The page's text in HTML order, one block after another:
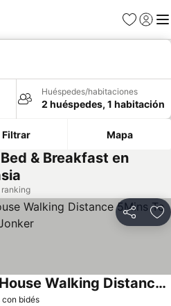
Favoritos
Iniciar
Huéspedes/habitaciones
2 huéspedes, 1 habitación
Filtrar Mapa
& Breakfast en
Compartir
con bidés
Modern Cave Guest House Walking Distance 5Mins To Jonker